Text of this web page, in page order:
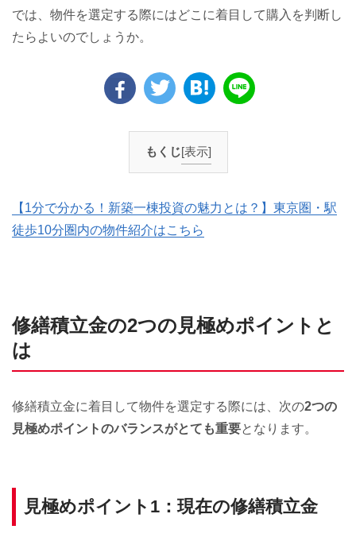
では、物件を選定する際にはどこに着目して購入を判断し
たらよいのでしょうか。
もくじ[表示]
【1分で分かる！新築一棟投資の魅力とは？】東京圏・駅
徒歩10分圏内の物件紹介はこちら
修繕積立金の2つの見極めポイントと
は
修繕積立金に着目して物件を選定する際には、次の2つの
見極めポイントのバランスがとても重要となります。
見極めポイント1：現在の修繕積立金